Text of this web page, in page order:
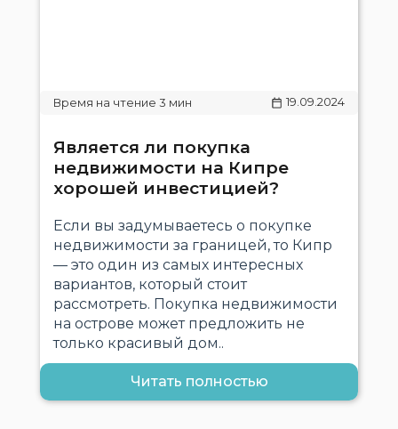
19.09.2024
Является ли покупка
недвижимости на Кипре
хорошей инвестицией?
Если вы задумываетесь о покупке
недвижимости за границей, то Кипр
— это один из самых интересных
вариантов, который стоит
рассмотреть. Покупка недвижимости
на острове может предложить не
только красивый дом..
Читать полностью